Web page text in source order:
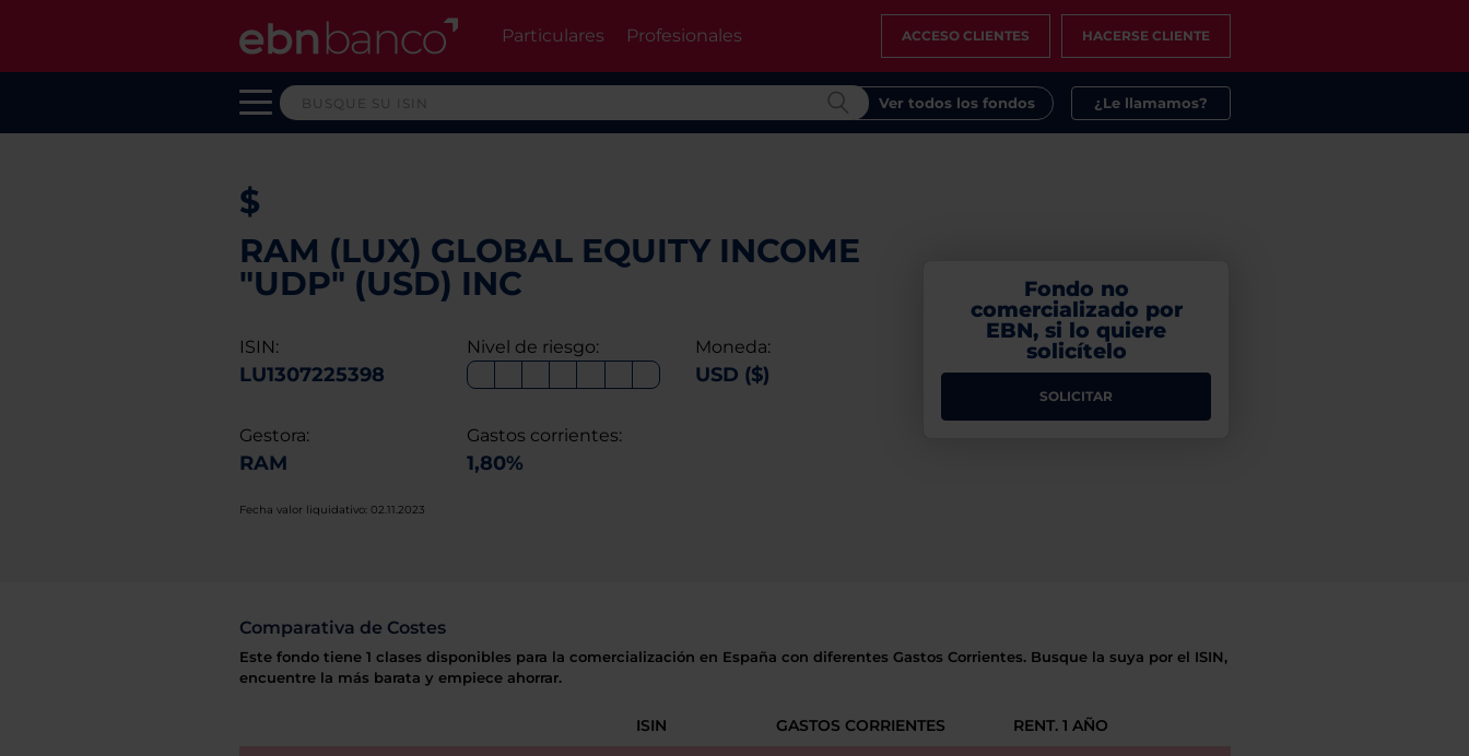
Particulares Profesionales ACCESO CLIENTES HACERSE CLIENTE
Ver todos los fondos ¿Le llamamos?
$
RAM (LUX) GLOBAL EQUITY INCOME
"UDP" (USD) INC
ISIN:
LU1307225398
Nivel de riesgo: Moneda:
USD ($)
Gestora:
RAM
Gastos corrientes:
1,80%
Fecha valor liquidativo: 02.11.2023
Fondo no
comercializado por
EBN, si lo quiere
solicítelo
SOLICITAR
Comparativa de Costes
Este fondo tiene 1 clases disponibles para la comercialización en España con diferentes Gastos Corrientes. Busque la suya por el ISIN,
encuentre la más barata y empiece ahorrar.
ISIN GASTOS CORRIENTES RENT. 1 AÑO